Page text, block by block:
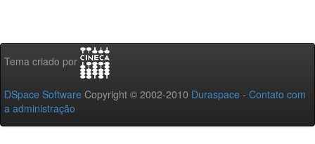
Tema criado por
DSpace Software Copyright © 2002-2010 Duraspace - Contato com
a administração